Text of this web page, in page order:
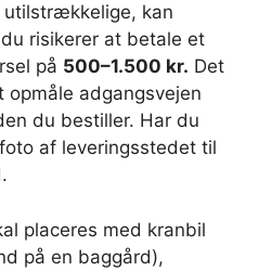
utilstrækkelige, kan
risikerer at betale et
på 500–1.500 kr. Det
adgangsvejen
du bestiller. Har du
af leveringsstedet til
placeres med kranbil
på en baggård),